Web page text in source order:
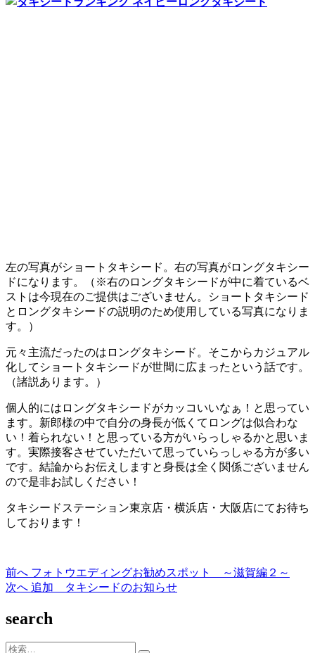
左の写真がショートタキシード。右の写真がロングタキシー
ドになります。（※右のロングタキシードが中に着ているベ
ストは今現在のご提供はございません。ショートタキシード
とロングタキシードの説明のため使用している写真になりま
す。）
元々主流だったのはロングタキシード。そこからカジュアル
化してショートタキシードが世間に広まったという話です。
（諸説あります。）
個人的にはロングタキシードがカッコいいなぁ！と思ってい
ます。新郎様の中で自分の身長が低くてロングは似合わな
い！着られない！と思っている方がいらっしゃるかと思いま
す。実際接客させていただいて思っていらっしゃる方が多い
です。結論からお伝えしますと身長は全く関係ございません
ので是非お試しください！
タキシードステーション東京店・横浜店・大阪店にてお待ち
しております！
投
稿
ナ
ビ
前へ 過
去
投
フォトウエディングお勧めスポット ～滋賀編２～
次へ 次
投
追加 タキシードのお知らせ
search
検